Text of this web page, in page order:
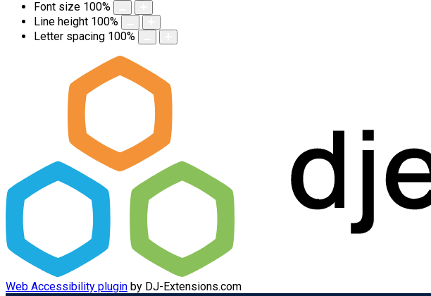
Font size 100%
Line height 100%
Letter spacing 100%
Web Accessibility plugin by DJ-Extensions.com